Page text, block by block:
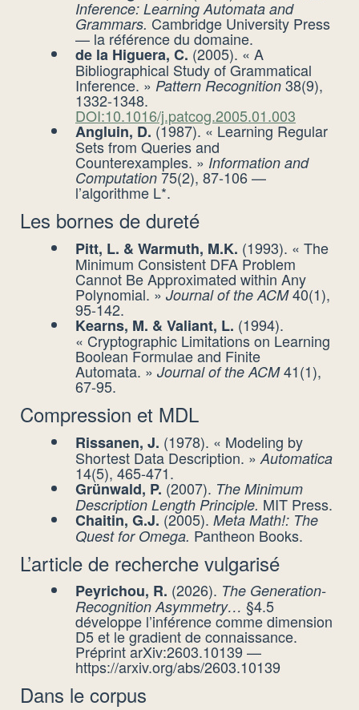
Inference: Learning Automata and
Grammars. Cambridge University Press
— la référence du domaine.
de la Higuera, C. (2005). « A
Bibliographical Study of Grammatical
Inference. » Pattern Recognition 38(9),
1332-1348.
DOI:10.1016/j.patcog.2005.01.003
Angluin, D. (1987). « Learning Regular
Sets from Queries and
Counterexamples. » Information and
Computation 75(2), 87-106 —
l’algorithme L*.
Les bornes de dureté
Pitt, L. & Warmuth, M.K. (1993). « The
Minimum Consistent DFA Problem
Cannot Be Approximated within Any
Polynomial. » Journal of the ACM40(1),
95-142.
Kearns, M. & Valiant, L. (1994).
« Cryptographic Limitations on Learning
Boolean Formulae and Finite
Automata. » Journal of the ACM41(1),
67-95.
Compression et MDL
Rissanen, J. (1978). « Modeling by
Shortest Data Description. » Automatica
14(5), 465-471.
Grünwald, P. (2007). The Minimum
Description Length Principle. MIT Press.
Chaitin, G.J. (2005). Meta Math!: The
Quest for Omega. Pantheon Books.
L’article de recherche vulgarisé
Peyrichou, R. (2026). The Generation-
Recognition Asymmetry… §4.5
développe l’inférence comme dimension
D5 et le gradient de connaissance.
Préprint arXiv:2603.10139 —
https://arxiv.org/abs/2603.10139
Dans le corpus